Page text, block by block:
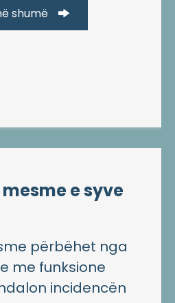
shumë
e syve
përbëhet nga
me funksione
incidencën